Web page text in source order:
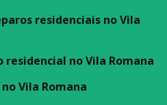
residenciais no Vila
no Vila Romana
Vila Romana